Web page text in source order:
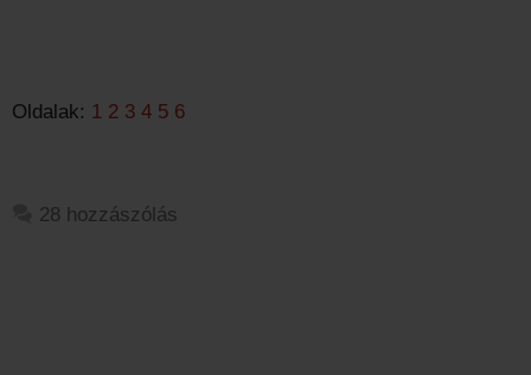
Oldalak: 1 2 3 4 5 6
28 hozzászólás